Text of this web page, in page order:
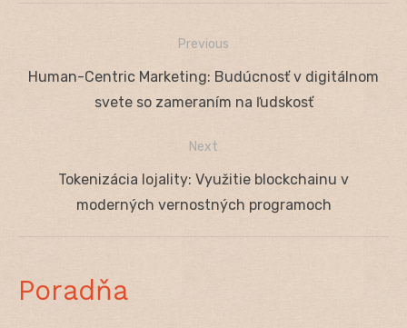
Navigácia
Previous
Previous
Human-Centric Marketing: Budúcnosť v digitálnom
svete so zameraním na ľudskosť
Next
NextTokenizácia lojality: Využitie blockchainu v
moderných vernostných programoch
Poradňa